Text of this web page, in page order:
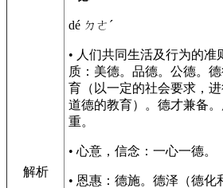
解析
dé ㄉㄜˊ
• 人们共同生活及行为的准
质：美德。品德。公德。
育（以一定的社会要求，
道德的教育）。德才兼备
重。
• 心意，信念：一心一德。
• 恩惠：德施。德泽（德化